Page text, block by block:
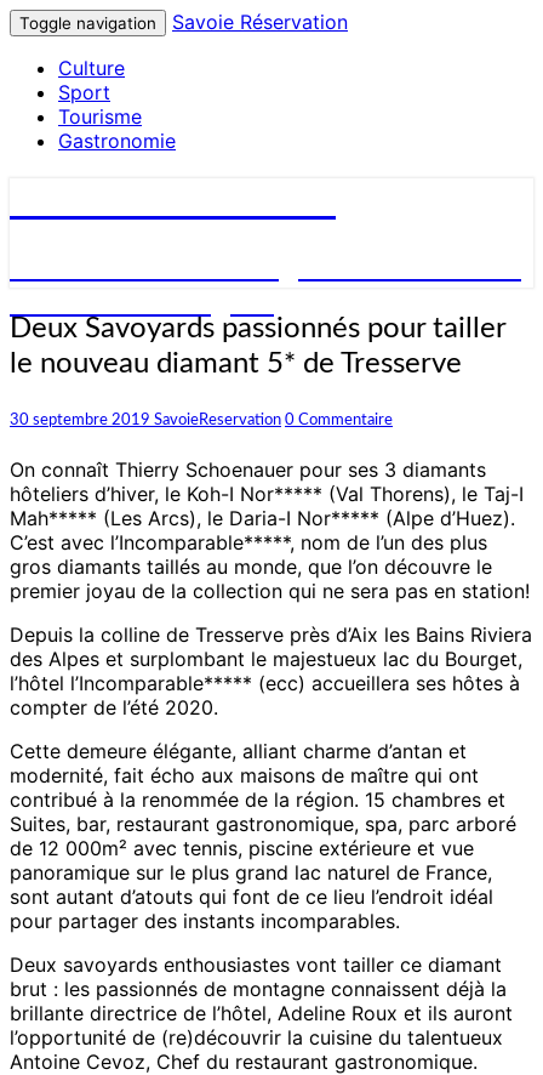
Toggle navigation
Savoie Réservation
Culture
Sport
Tourisme
Gastronomie
Deux
Savoyards
passionnés
tailler
nouveau
diamant
5*
de
Tresserve
Deux Savoyards passionnés pour tailler
le nouveau diamant 5* de Tresserve
30 septembre 2019 SavoieReservation Commentaires
0 Commentaire
On connaît Thierry Schoenauer pour ses 3 diamants
hôteliers d’hiver, le Koh-I Nor***** (Val Thorens), le Taj-I
Mah***** (Les Arcs), le Daria-I Nor***** (Alpe d’Huez).
C’est avec l’Incomparable*****, nom de l’un des plus
gros diamants taillés au monde, que l’on découvre le
premier joyau de la collection qui ne sera pas en station!
Depuis la colline de Tresserve près d’Aix les Bains Riviera
des Alpes et surplombant le majestueux lac du Bourget,
l’hôtel l’Incomparable***** (ecc) accueillera ses hôtes à
compter de l’été 2020.
Cette demeure élégante, alliant charme d’antan et
modernité, fait écho aux maisons de maître qui ont
contribué à la renommée de la région. 15 chambres et
Suites, bar, restaurant gastronomique, spa, parc arboré
de 12 000m² avec tennis, piscine extérieure et vue
panoramique sur le plus grand lac naturel de France,
sont autant d’atouts qui font de ce lieu l’endroit idéal
pour partager des instants incomparables.
Deux savoyards enthousiastes vont tailler ce diamant
brut : les passionnés de montagne connaissent déjà la
brillante directrice de l’hôtel, Adeline Roux et ils auront
l’opportunité de (re)découvrir la cuisine du talentueux
Antoine Cevoz, Chef du restaurant gastronomique.